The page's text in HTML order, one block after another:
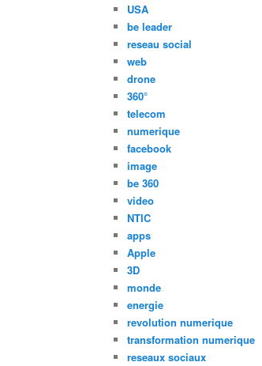
USA
be leader
reseau social
web
drone
360°
telecom
numerique
facebook
image
be 360
video
NTIC
apps
Apple
3D
monde
energie
revolution numerique
transformation numerique
reseaux sociaux